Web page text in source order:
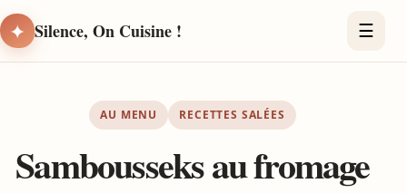
✦ Silence, On Cuisine ! ☰
AU MENU RECETTES SALÉES
Sambousseks au fromage